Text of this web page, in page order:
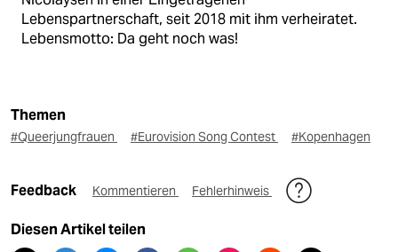
Lebenspartnerschaft, seit 2018 mit ihm verheiratet.
Lebensmotto: Da geht noch was!
Themen
#Queerjungfrauen #Eurovision Song Contest #Kopenhagen
Feedback Kommentieren Fehlerhinweis
Diesen Artikel teilen